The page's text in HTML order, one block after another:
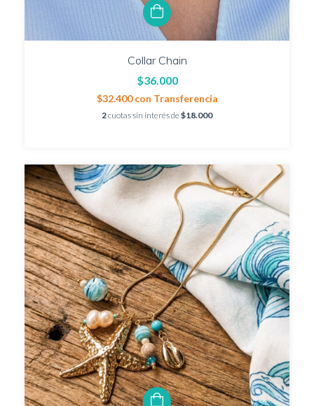
Collar Chain
$36.000
$32.400con Transferencia
2cuotas sin interés de$18.000